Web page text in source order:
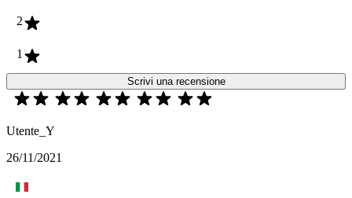
2
1
Scrivi una recensione
Utente_Y
26/11/2021